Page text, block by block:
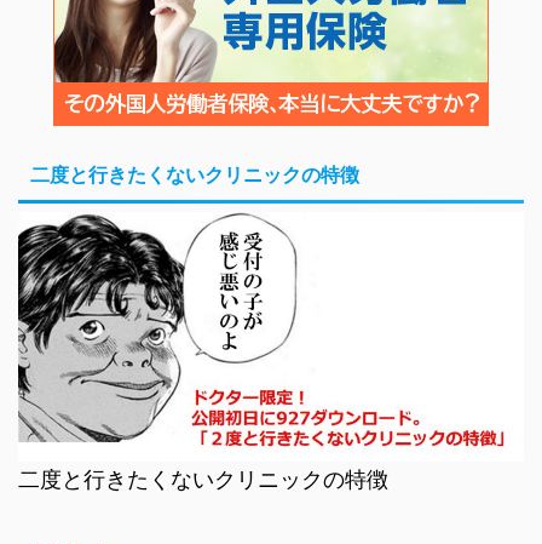
二度と行きたくないクリニックの特徴
二度と行きたくないクリニックの特徴